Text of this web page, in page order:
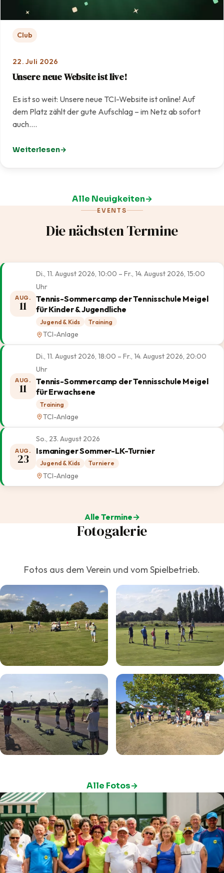
Club
22. Juli 2026
Unsere neue Website ist live!
Es ist so weit: Unsere neue TCI-Website ist online! Auf
dem Platz zählt der gute Aufschlag – im Netz ab sofort
auch.…
Weiterlesen
: Unsere neue Website ist live!
Alle Neuigkeiten
EVENTS
Die nächsten Termine
AUG.
11
Di., 11. August 2026, 10:00 – Fr., 14. August 2026, 15:00
Uhr
Tennis-Sommercamp der Tennisschule Meigel
für Kinder & Jugendliche
Jugend & Kids Training
TCI-Anlage
AUG.
11
Di., 11. August 2026, 18:00 – Fr., 14. August 2026, 20:00
Uhr
Tennis-Sommercamp der Tennisschule Meigel
für Erwachsene
Training
TCI-Anlage
AUG.
23
So., 23. August 2026
Ismaninger Sommer-LK-Turnier
Jugend & Kids Turniere
TCI-Anlage
Alle Termine
Fotogalerie
Fotos aus dem Verein und vom Spielbetrieb.
Alle Fotos